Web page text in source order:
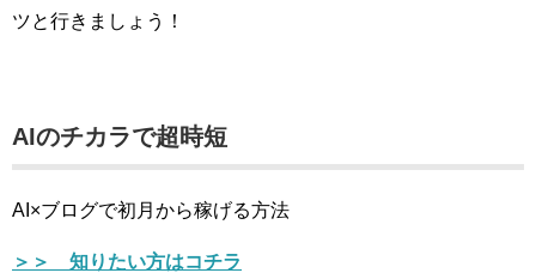
ツと行きましょう！
AIのチカラで超時短
AI×ブログで初月から稼げる方法
＞＞ 知りたい方はコチラ